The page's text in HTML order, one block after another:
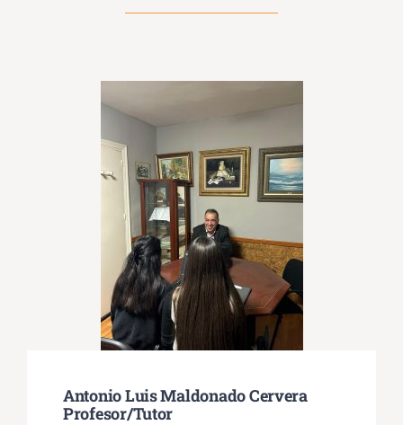
Antonio Luis Maldonado Cervera
Profesor/Tutor